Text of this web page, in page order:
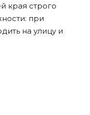
края строго
при
на улицу и